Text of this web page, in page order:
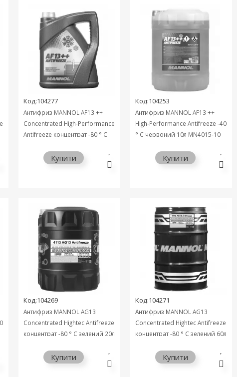
Код:104277
Антифриз MANNOL AF13 ++
Concentrated High-Performance
Antifreeze концентрат -80 ° C
Купити
Код:104253
Антифриз MANNOL AF13 ++
High-Performance Antifreeze -40
° C червоний 10л MN4015-10
Купити
Код:104269
Антифриз MANNOL AG13
Concentrated Hightec Antifreeze
концентрат -80 ° C зелений 20л
Купити
Код:104271
Антифриз MANNOL AG13
Concentrated Hightec Antifreeze
концентрат -80 ° C зелений 60л
Купити